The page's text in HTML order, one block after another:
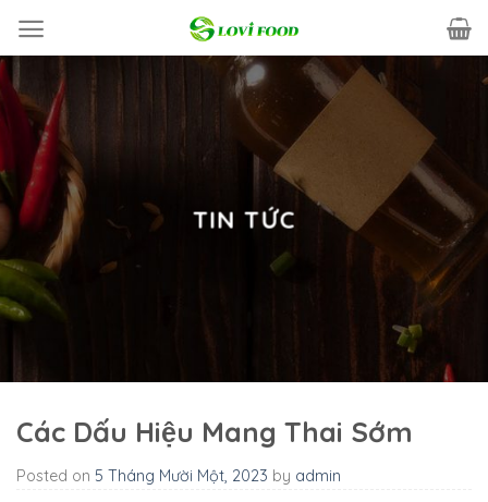
content
TIN TỨC
Các Dấu Hiệu Mang Thai Sớm
Posted on 5 Tháng Mười Một, 2023 by admin